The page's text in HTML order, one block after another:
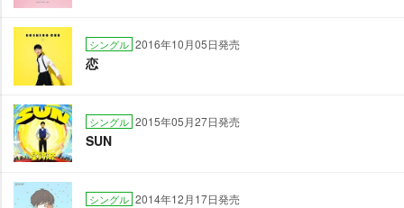
シングル 2016年10月05日発売
恋
シングル 2015年05月27日発売
SUN
シングル 2014年12月17日発売